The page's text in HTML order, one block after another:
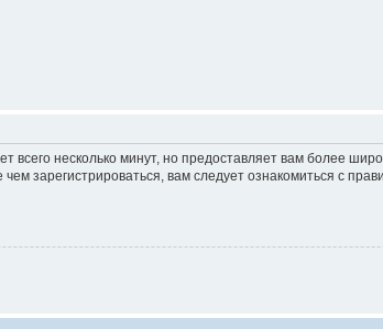
несколько минут, но предоставляет вам более
зарегистрироваться, вам следует ознакомиться с